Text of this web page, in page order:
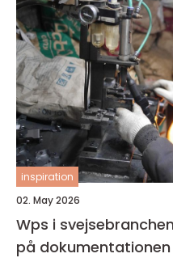
inspiration
02. May 2026
Wps i
på dokumentationen